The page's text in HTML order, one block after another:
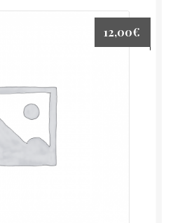
12,00€